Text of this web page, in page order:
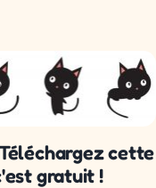
cette
gratuit !